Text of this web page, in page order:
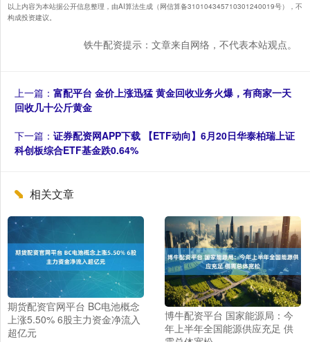
以上内容为本站据公开信息整理，由AI算法生成（网信算备310104345710301240019号），不
构成投资建议。
铁牛配资提示：文章来自网络，不代表本站观点。
上一篇： 富配平台 金价上涨迅猛 黄金回收业务火爆，有商家一天
回收几十公斤黄金
下一篇： 证券配资网APP下载 【ETF动向】6月20日华泰柏瑞上证
科创板综合ETF基金跌0.64%
相关文章
期货配资官网平台 BC电池概念
上涨5.50% 6股主力资金净流入
超亿元
博牛配资平台 国家能源局：今
年上半年全国能源供应充足 供